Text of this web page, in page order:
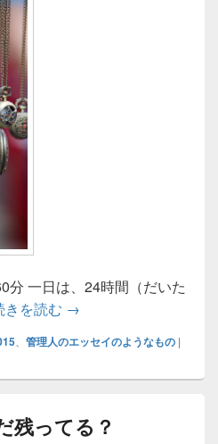
分 一日は、24時間（だいた
きを読む 60秒の世界と、きょう
→
管理人のエッセイのようなもの |
残ってる？